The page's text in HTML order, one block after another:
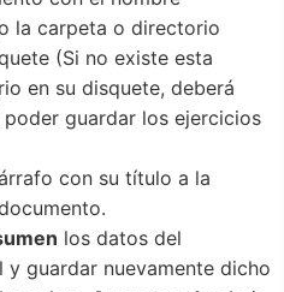
la carpeta o directorio
(Si no existe esta
en su disquete, deberá
guardar los ejercicios
con su título a la
los datos del
guardar nuevamente dicho